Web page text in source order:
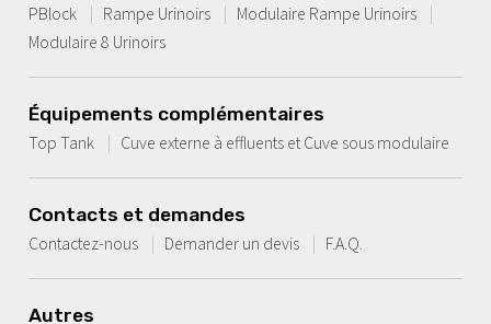
PBlock
Rampe Urinoirs
Modulaire Rampe Urinoirs
Modulaire 8 Urinoirs
Équipements complémentaires
Top Tank
Cuve externe à effluents et Cuve sous modulaire
Contacts et demandes
Contactez-nous
Demander un devis F.A.Q.
Autres